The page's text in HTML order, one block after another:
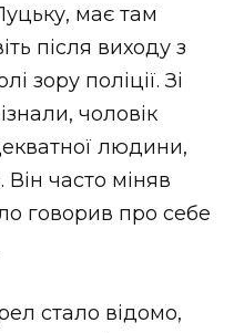
має там
після виходу з
зору поліції. Зі
чоловік
людини,
часто міняв
говорив про себе
стало відомо,